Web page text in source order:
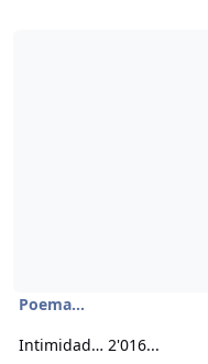
Poema...
Intimidad… 2'016...